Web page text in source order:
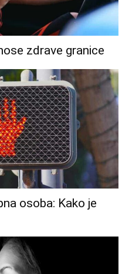
zdrave granice
osoba: Kako je